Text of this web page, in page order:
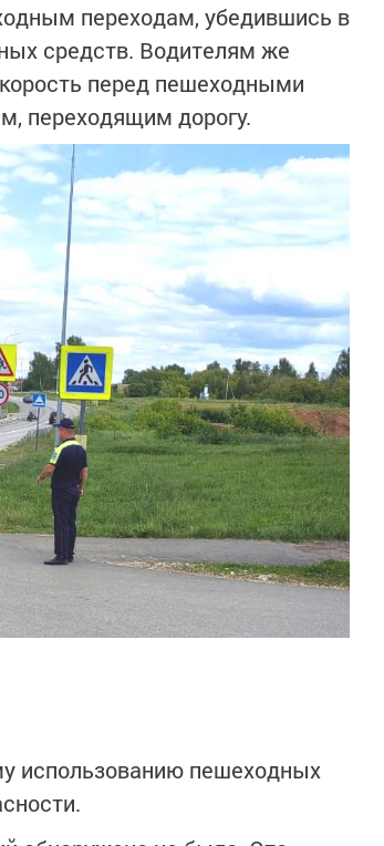
переходам, убедившись в
средств. Водителям же
перед пешеходными
переходящим дорогу.
использованию пешеходных